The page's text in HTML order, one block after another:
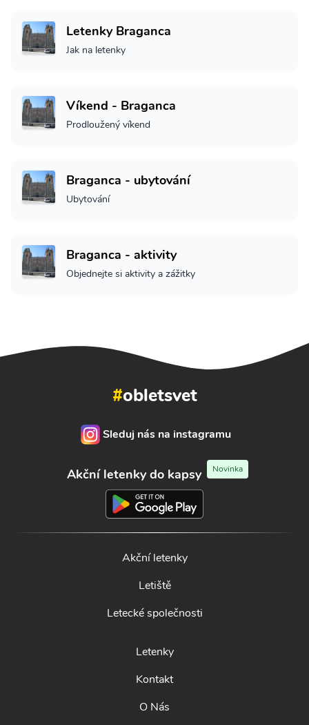
Letenky Braganca
Jak na letenky
Víkend - Braganca
Prodloužený víkend
Braganca - ubytování
Ubytování
Braganca - aktivity
Objednejte si aktivity a zážitky
#obletsvet
Sleduj nás na instagramu
Akční letenky do kapsy Novinka
Akční letenky
Letiště
Letecké společnosti
Letenky
Kontakt
O Nás